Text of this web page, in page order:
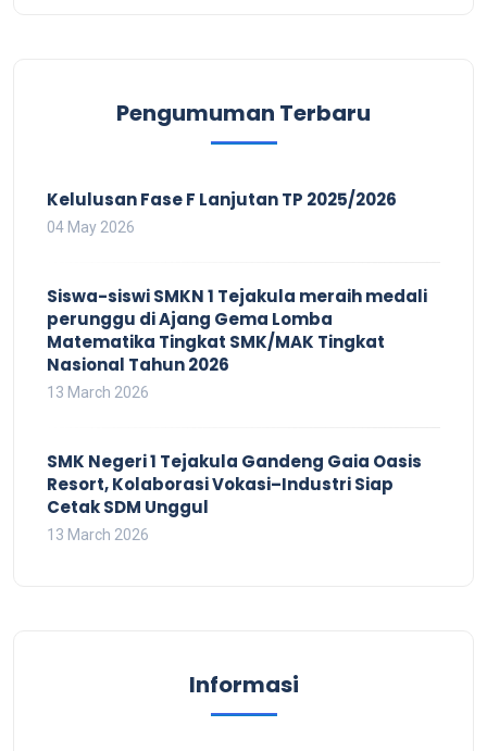
Pengumuman Terbaru
Kelulusan Fase F Lanjutan TP 2025/2026
04 May 2026
Siswa-siswi SMKN 1 Tejakula meraih medali
perunggu di Ajang Gema Lomba
Matematika Tingkat SMK/MAK Tingkat
Nasional Tahun 2026
13 March 2026
SMK Negeri 1 Tejakula Gandeng Gaia Oasis
Resort, Kolaborasi Vokasi–Industri Siap
Cetak SDM Unggul
13 March 2026
Informasi